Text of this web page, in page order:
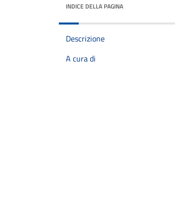
INDICE DELLA PAGINA
Descrizione
A cura di